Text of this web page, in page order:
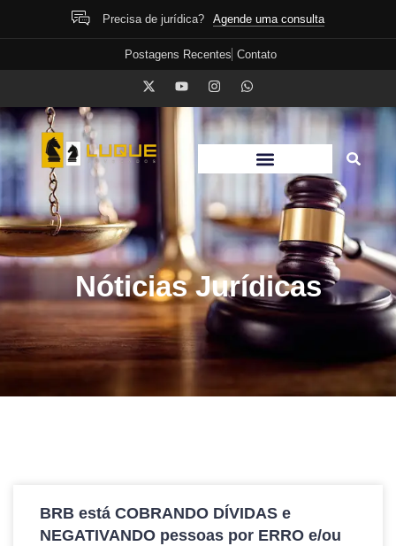
Precisa de jurídica? Agende uma consulta
Postagens Recentes Contato
Nóticias Jurídicas
BRB está COBRANDO DÍVIDAS e
NEGATIVANDO pessoas por ERRO e/ou